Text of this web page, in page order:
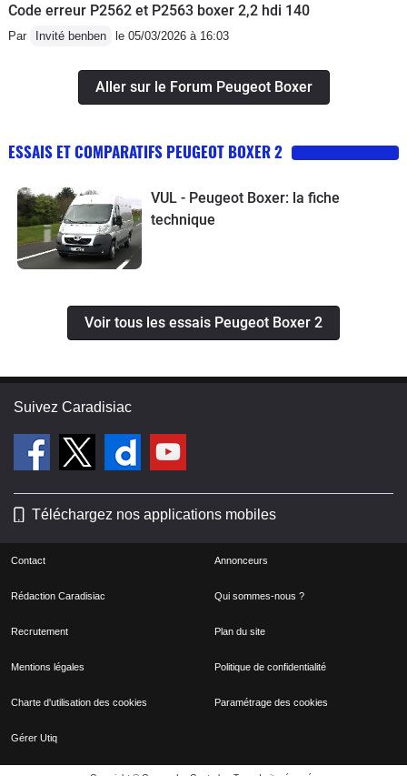
Code erreur P2562 et P2563 boxer 2,2 hdi 140
Par Invité benben le 05/03/2026 à 16:03
Aller sur le Forum Peugeot Boxer
ESSAIS ET COMPARATIFS PEUGEOT BOXER 2
VUL - Peugeot Boxer: la fiche
technique
Voir tous les essais Peugeot Boxer 2
Suivez Caradisiac
Téléchargez nos applications mobiles
Contact Annonceurs
Rédaction Caradisiac Qui sommes-nous ?
Recrutement Plan du site
Mentions légales Politique de confidentialité
Charte d'utilisation des cookies Paramétrage des cookies
Gérer Utiq